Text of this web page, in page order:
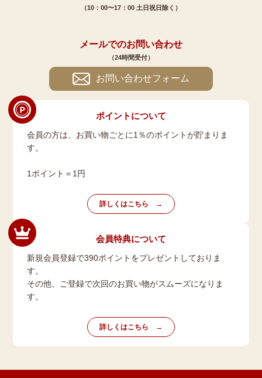
（10：00〜17：00 土日祝日除く）
メールでのお問い合わせ
（24時間受付）
お問い合わせフォーム
ポイントについて
会員の方は、お買い物ごとに1％のポイントが貯まりま
す。
1ポイント＝1円
詳しくはこちら
会員特典について
新規会員登録で390ポイントをプレゼントしておりま
す。
その他、ご登録で次回のお買い物がスムーズになりま
す。
詳しくはこちら